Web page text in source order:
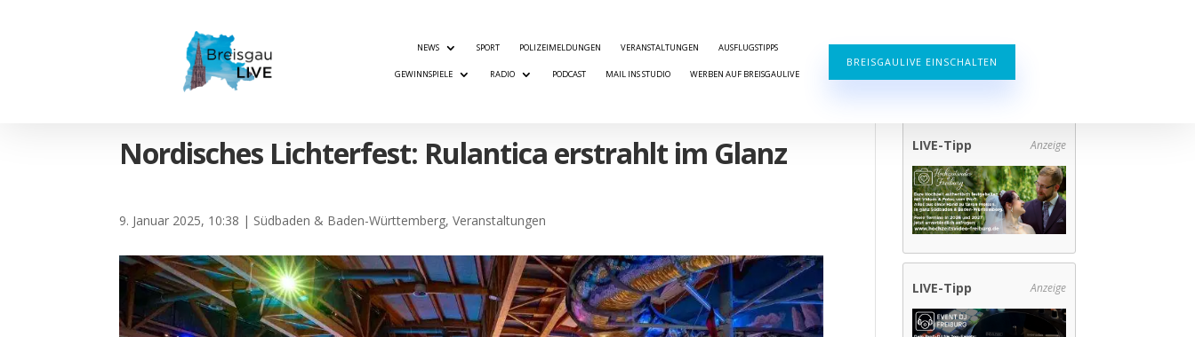
NEWS SPORT POLIZEIMELDUNGEN VERANSTALTUNGEN AUSFLUGSTIPPS
GEWINNSPIELE RADIO PODCAST MAIL INS STUDIO WERBEN AUF BREISGAULIVE
BREISGAULIVE EINSCHALTEN
Nordisches Lichterfest: Rulantica erstrahlt im Glanz
9. Januar 2025, 10:38 | Südbaden & Baden-Württemberg,Veranstaltungen
LIVE-Tipp Anzeige
LIVE-Tipp Anzeige